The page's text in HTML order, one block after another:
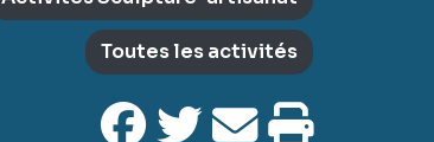
Toutes les activités